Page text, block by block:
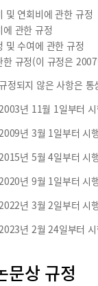
및 연회비에 관한 규정
관한 규정
및 수여에 관한 규정
규정(이 규정은
정되지 않은 사항은 통
년 11월 1일부터
년 3월 1일부터 시
년 5월 4일부터 시
년 9월 1일부터 시
년 3월 2일부터 시
년 2월 24일부터
문상 규정